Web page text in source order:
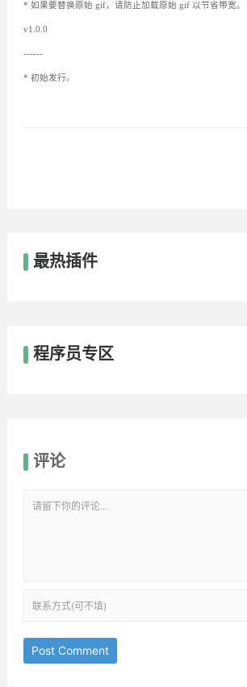
* 如果要替换原始 gif，请防止加载原始 gif 以节省带宽。
v1.0.0
------
* 初始发行。
最热插件
程序员专区
评论
Post Comment